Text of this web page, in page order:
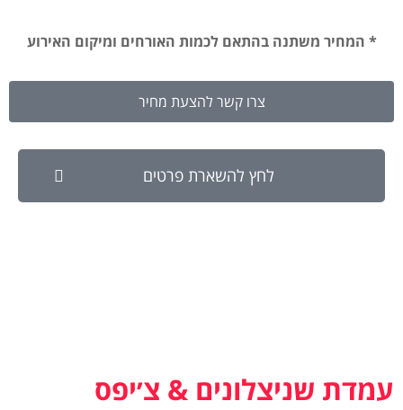
* המחיר משתנה בהתאם לכמות האורחים ומיקום האירוע
צרו קשר להצעת מחיר
לחץ להשארת פרטים
עמדת שניצלונים & צ׳יפס